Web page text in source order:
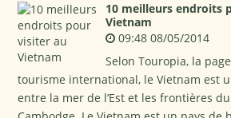
10 meilleurs endroits
Vietnam
09:48 08/05/2014
Selon Touropia, la
tourisme international, le Vietnam est
entre la mer de l’Est et les frontières